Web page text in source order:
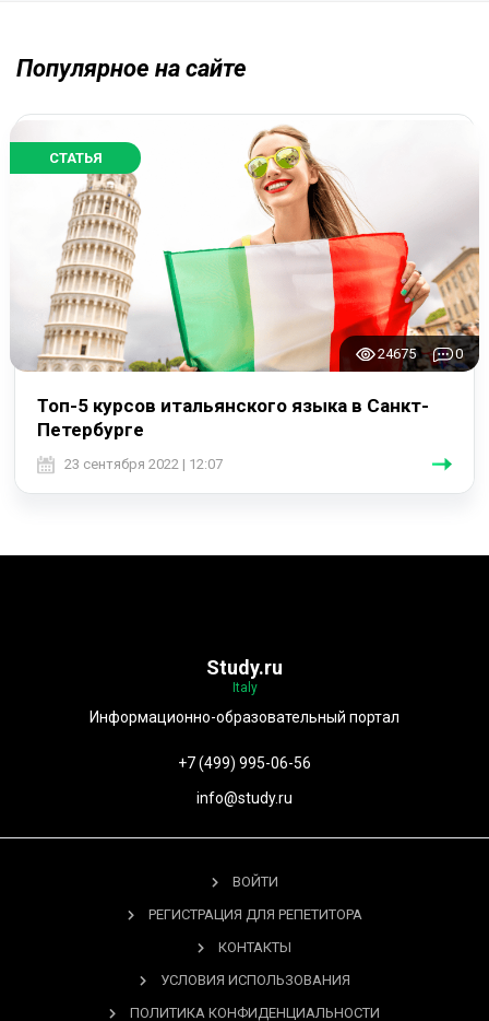
Популярное на сайте
СТАТЬЯ
24675 0
Топ-5 курсов итальянского языка в Санкт-
Петербурге
23 сентября 2022 | 12:07
Study.ru
Italy
Информационно-образовательный портал
+7 (499) 995-06-56
info@study.ru
ВОЙТИ
РЕГИСТРАЦИЯ ДЛЯ РЕПЕТИТОРА
КОНТАКТЫ
УСЛОВИЯ ИСПОЛЬЗОВАНИЯ
ПОЛИТИКА КОНФИДЕНЦИАЛЬНОСТИ